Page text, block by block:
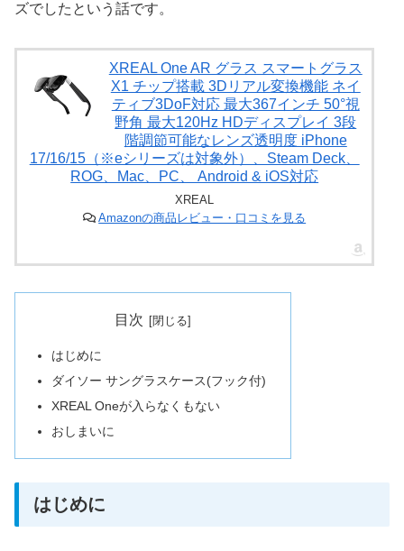
ズでしたという話です。
XREAL One AR グラス スマートグラス
X1 チップ搭載 3Dリアル変換機能 ネイ
ティブ3DoF対応 最大367インチ 50°視
野角 最大120Hz HDディスプレイ 3段
階調節可能なレンズ透明度 iPhone
17/16/15（※eシリーズは対象外）、Steam Deck、
ROG、Mac、PC、 Android & iOS対応
XREAL
Amazonの商品レビュー・口コミを見る
目次
はじめに
ダイソー サングラスケース(フック付)
XREAL Oneが入らなくもない
おしまいに
はじめに